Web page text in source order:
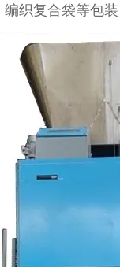
织复合袋等包装